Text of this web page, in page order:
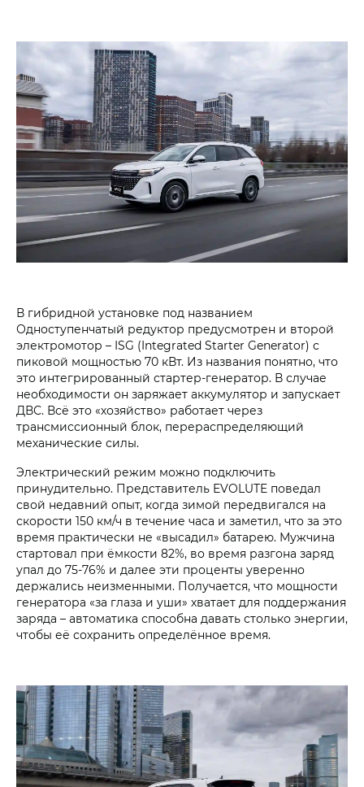
В гибридной установке под названием
Одноступенчатый редуктор предусмотрен и второй
электромотор – ISG (Integrated Starter Generator) с
пиковой мощностью 70 кВт. Из названия понятно, что
это интегрированный стартер-генератор. В случае
необходимости он заряжает аккумулятор и запускает
ДВС. Всё это «хозяйство» работает через
трансмиссионный блок, перераспределяющий
механические силы.
Электрический режим можно подключить
принудительно. Представитель EVOLUTE поведал
свой недавний опыт, когда зимой передвигался на
скорости 150 км/ч в течение часа и заметил, что за это
время практически не «высадил» батарею. Мужчина
стартовал при ёмкости 82%, во время разгона заряд
упал до 75-76% и далее эти проценты уверенно
держались неизменными. Получается, что мощности
генератора «за глаза и уши» хватает для поддержания
заряда – автоматика способна давать столько энергии,
чтобы её сохранить определённое время.